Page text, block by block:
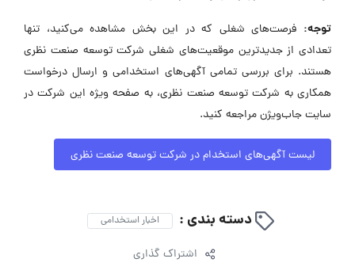
توجه: فرصت‌های شغلی که در این بخش مشاهده می‌کنید، تنها
تعدادی از جدیدترین موقعیت‌های شغلی شرکت توسعه صنعت نظری
هستند. برای بررسی تمامی آگهی‌های استخدامی و ارسال درخواست
همکاری به شرکت توسعه صنعت نظری، به صفحه ویژه این شرکت در
سایت جاب‌ویژن مراجعه کنید.
لیست آگهی‌های استخدام در شرکت توسعه صنعت نظری
دسته بندی : اخبار استخدامی
اشتراک گذاری